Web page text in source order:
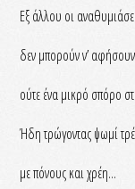
Εξ άλλου οι
δεν μπορούν ν’
ούτε ένα μικρό σπόρο
Ήδη τρώγοντας ψωμί
με πόνους και χρέη...